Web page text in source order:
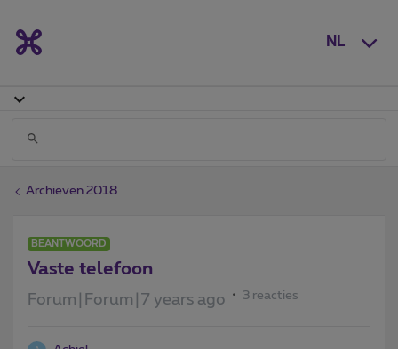
NL
Archieven 2018
BEANTWOORD
Vaste telefoon
Forum|Forum|7 years ago 3 reacties